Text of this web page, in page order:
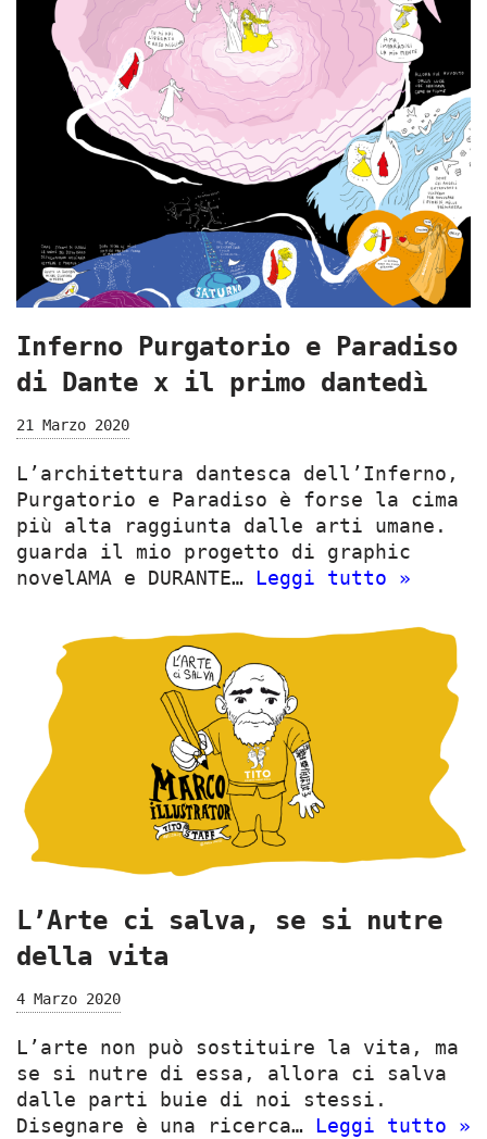
Inferno Purgatorio e Paradiso
di Dante x il primo dantedì
21 Marzo 2020
L’architettura dantesca dell’Inferno,
Purgatorio e Paradiso è forse la cima
più alta raggiunta dalle arti umane.
guarda il mio progetto di graphic
novelAMA e DURANTE… Leggi tutto »
L’Arte ci salva, se si nutre
della vita
4 Marzo 2020
L’arte non può sostituire la vita, ma
se si nutre di essa, allora ci salva
dalle parti buie di noi stessi.
Disegnare è una ricerca… Leggi tutto »